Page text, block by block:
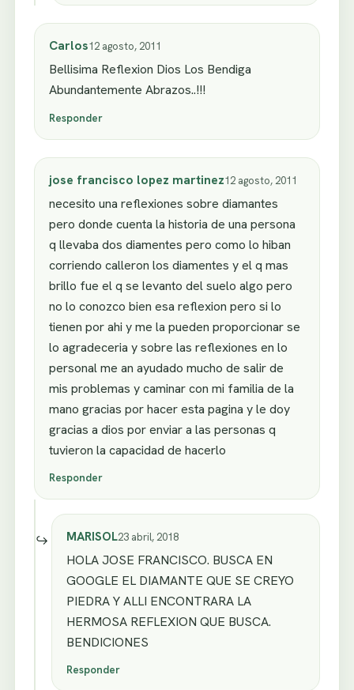
Carlos12 agosto, 2011
Bellisima Reflexion Dios Los Bendiga
Abundantemente Abrazos..!!!
Responder
jose francisco lopez martinez12 agosto, 2011
necesito una reflexiones sobre diamantes
pero donde cuenta la historia de una persona
q llevaba dos diamentes pero como lo hiban
corriendo calleron los diamentes y el q mas
brillo fue el q se levanto del suelo algo pero
no lo conozco bien esa reflexion pero si lo
tienen por ahi y me la pueden proporcionar se
lo agradeceria y sobre las reflexiones en lo
personal me an ayudado mucho de salir de
mis problemas y caminar con mi familia de la
mano gracias por hacer esta pagina y le doy
gracias a dios por enviar a las personas q
tuvieron la capacidad de hacerlo
Responder
MARISOL23 abril, 2018
HOLA JOSE FRANCISCO. BUSCA EN
GOOGLE EL DIAMANTE QUE SE CREYO
PIEDRA Y ALLI ENCONTRARA LA
HERMOSA REFLEXION QUE BUSCA.
BENDICIONES
Responder